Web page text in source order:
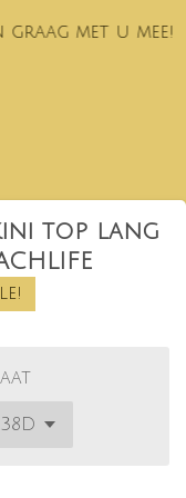
graag met u mee!
top lang